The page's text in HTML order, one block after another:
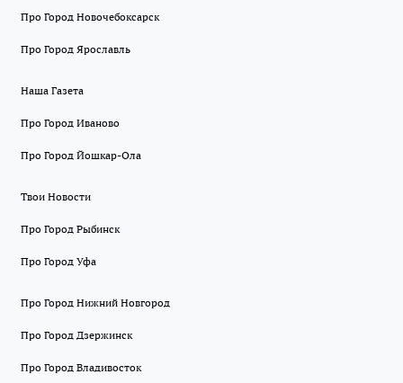
Про Город Новочебоксарск
Про Город Ярославль
Наша Газета
Про Город Иваново
Про Город Йошкар-Ола
Твои Новости
Про Город Рыбинск
Про Город Уфа
Про Город Нижний Новгород
Про Город Дзержинск
Про Город Владивосток